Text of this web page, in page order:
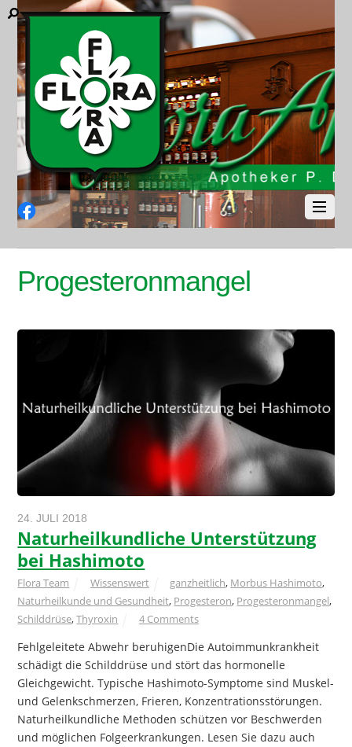
Facebook
Progesteronmangel
24. JULI 2018
Naturheilkundliche Unterstützung
bei Hashimoto
Flora Team Wissenswert ganzheitlich, Morbus Hashimoto,
Naturheilkunde und Gesundheit, Progesteron, Progesteronmangel,
Schilddrüse,Thyroxin 4 Comments
Fehlgeleitete Abwehr beruhigenDie Autoimmunkrankheit
schädigt die Schilddrüse und stört das hormonelle
Gleichgewicht. Typische Hashimoto-Symptome sind Muskel-
und Gelenkschmerzen, Frieren, Konzentrationsstörungen.
Naturheilkundliche Methoden schützen vor Beschwerden
und möglichen Folgeerkrankungen. Lesen Sie dazu auch